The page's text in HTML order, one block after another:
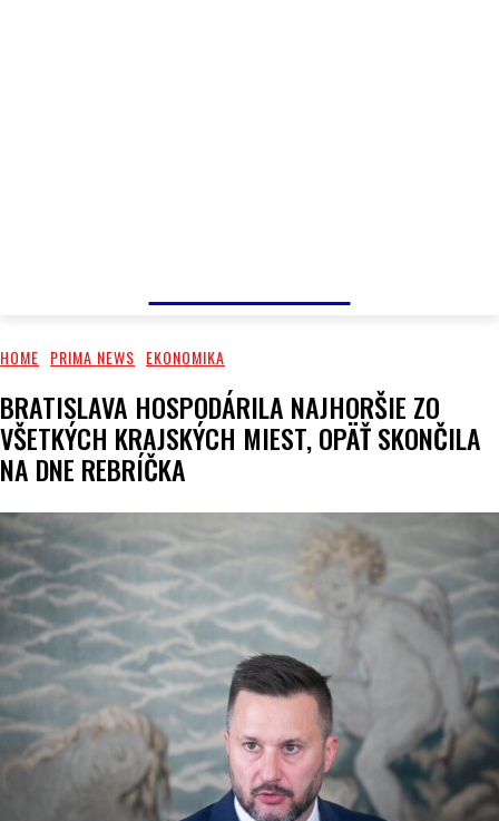
HOME PRIMA NEWS EKONOMIKA
BRATISLAVA HOSPODÁRILA NAJHORŠIE ZO
VŠETKÝCH KRAJSKÝCH MIEST, OPÄŤ SKONČILA
NA DNE REBRÍČKA